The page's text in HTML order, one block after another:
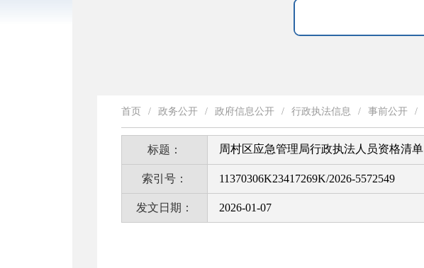
首页 / 政务公开 / 政府信息公开 / 行政执法信息 / 事前公开 /
标题： 周村区应急管理局行政执法人员资格清单
索引号： 11370306K23417269K/2026-5572549
发文日期： 2026-01-07